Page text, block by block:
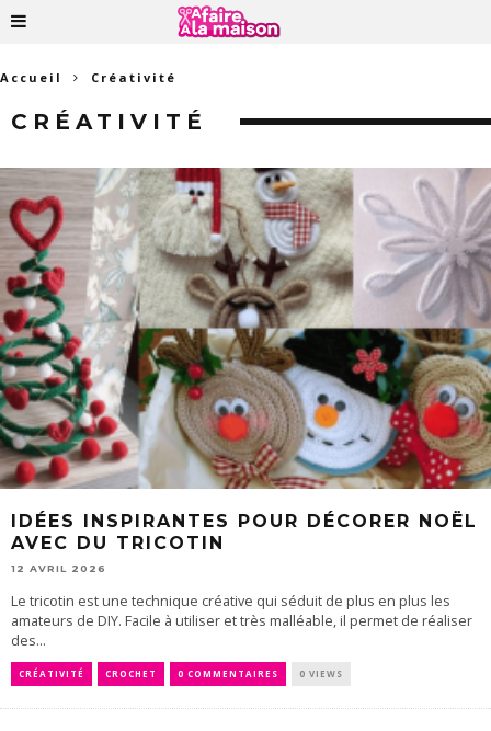
Accueil Créativité
CRÉATIVITÉ
IDÉES INSPIRANTES POUR DÉCORER NOËL
AVEC DU TRICOTIN
12 AVRIL 2026
Le tricotin est une technique créative qui séduit de plus en plus les
amateurs de DIY. Facile à utiliser et très malléable, il permet de réaliser
des...
CRÉATIVITÉ CROCHET 0 COMMENTAIRES 0 VIEWS